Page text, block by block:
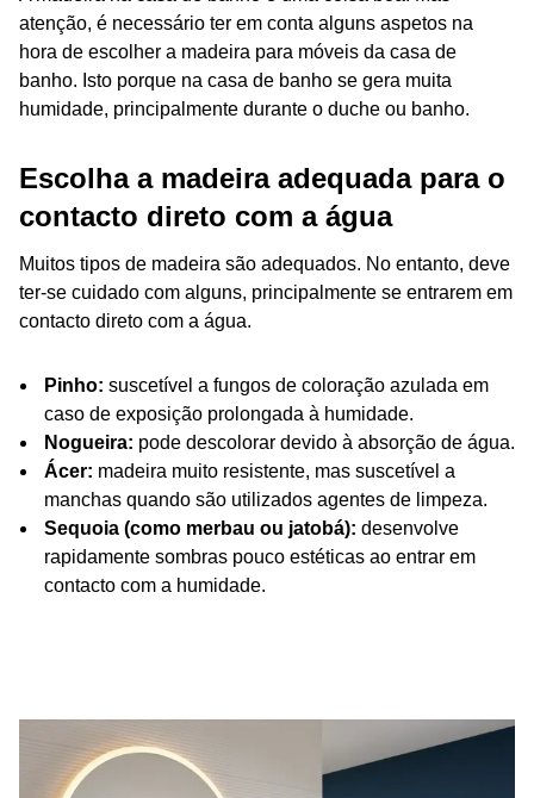
atenção, é necessário ter em conta alguns aspetos na
hora de escolher a madeira para móveis da casa de
banho. Isto porque na casa de banho se gera muita
humidade, principalmente durante o duche ou banho.
Escolha a madeira adequada para o
contacto direto com a água
Muitos tipos de madeira são adequados. No entanto, deve
ter-se cuidado com alguns, principalmente se entrarem em
contacto direto com a água.
Pinho: suscetível a fungos de coloração azulada em
caso de exposição prolongada à humidade.
Nogueira: pode descolorar devido à absorção de água.
Ácer: madeira muito resistente, mas suscetível a
manchas quando são utilizados agentes de limpeza.
Sequoia (como merbau ou jatobá): desenvolve
rapidamente sombras pouco estéticas ao entrar em
contacto com a humidade.